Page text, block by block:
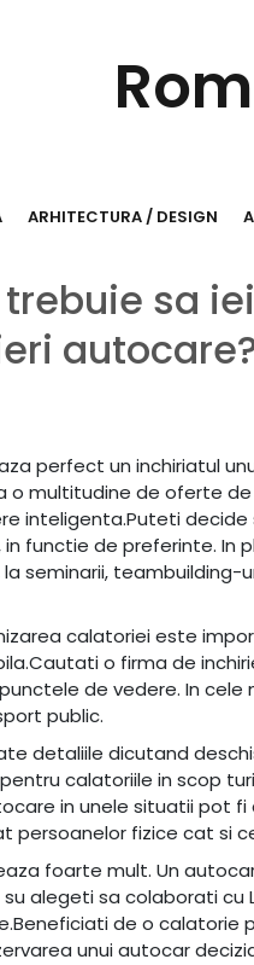
ARHITECTURA / DESIGN
sa
perfect un inchiriatul
o multitudine de oferte de
inteligenta.Puteti decide
functie de preferinte. In
seminarii, teambuilding-
calatoriei este
o firma de
de vedere. In cele
public.
detaliile dicutand
calatoriile in scop
in unele situatii pot
fizice cat si
foarte mult. Un
alegeti sa colaborati cu
de o calatorie
unui autocar